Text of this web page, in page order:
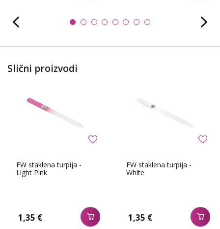
Slični proizvodi
FW staklena turpija -
Light Pink
1,35 €
FW staklena turpija -
White
1,35 €